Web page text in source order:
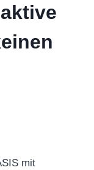
mit